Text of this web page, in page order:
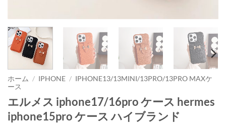
ホーム / IPHONE / IPHONE13/13MINI/13PRO/13PRO MAXケ
ース
エルメス iphone17/16pro ケース hermes
iphone15pro ケース ハイブランド